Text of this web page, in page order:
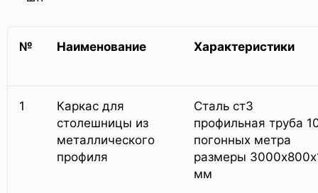
№ Наименование Характеристики
1
Каркас для
столешницы из
металлического
профиля
Сталь ст3
профильная труба
погонных метра
размеры
мм